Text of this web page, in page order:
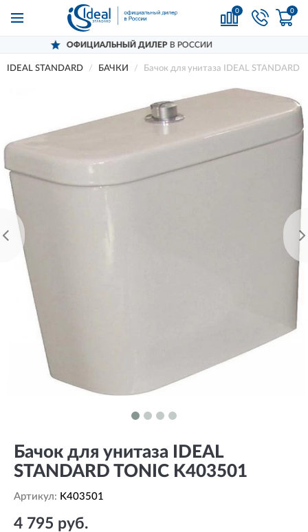
0 0
ДИЛЕРВ РОССИИ
IDEAL STANDARD БАЧКИ Бачок для унитаза IDEAL STANDARD
Бачок для унитаза IDEAL
STANDARD TONIC K403501
Артикул: K403501
4 795 руб.